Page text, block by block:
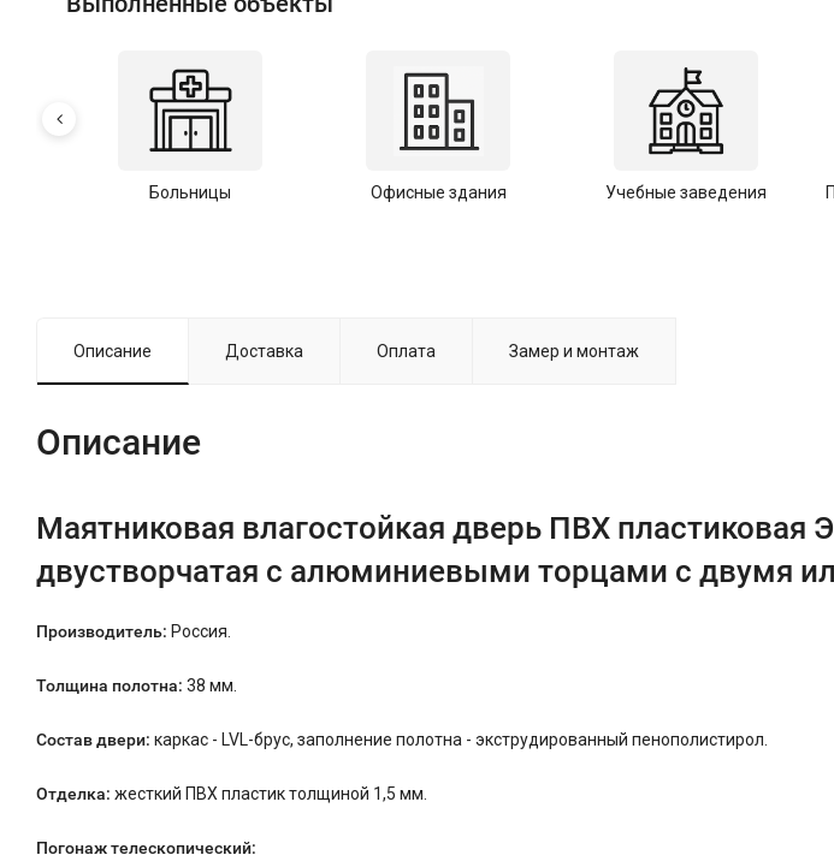
Больницы Офисные здания Учебные заведения
Описание Доставка Оплата Замер и монтаж
Описание
Маятниковая влагостойкая дверь ПВХ пластиковая
двустворчатая с алюминиевыми торцами с двумя
Производитель: Россия.
Толщина полотна: 38 мм.
Состав двери: каркас - LVL-брус, заполнение полотна - экструдированный пенополистирол.
Отделка: жесткий ПВХ пластик толщиной 1,5 мм.
Погонаж телескопический: